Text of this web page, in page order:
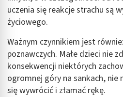
uczenia się reakcje strachu są
życiowego.
Ważnym czynnikiem jest
poznawczych. Małe dzieci nie
konsekwencji niektórych
ogromnej góry na sankach, nie
się wywrócić i złamać rękę.